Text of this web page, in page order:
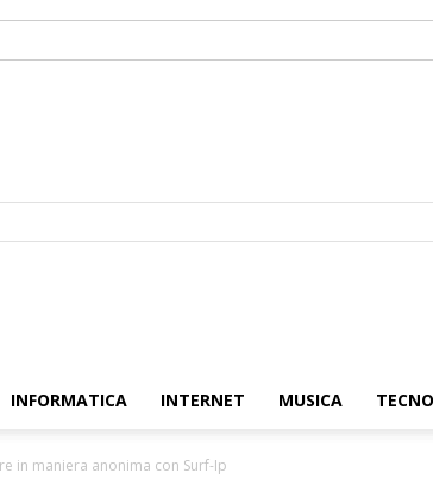
INFORMATICA INTERNET MUSICA
in maniera anonima con Surf-Ip